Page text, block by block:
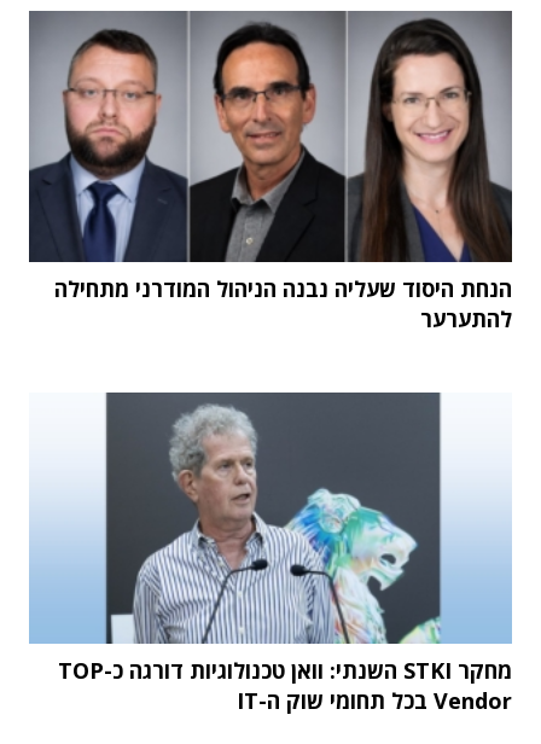
הנחת היסוד שעליה נבנה הניהול המודרני מתחילה
להתערער
מחקר STKI השנתי: וואן טכנולוגיות דורגה כ-TOP
Vendor בכל תחומי שוק ה-IT